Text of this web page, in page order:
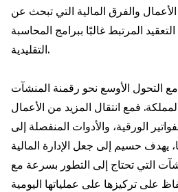
والفرق المالية التي تبحث عن
المرتبط غالبًا ببرامج المحاسبة
التقليدية.
التحول الأوسع نحو رقمنة المنشآت
فمع انتقال المزيد من الأعمال
الورقية، والأدوات المنفصلة إلى
يهدف حسيم إلى جعل الإدارة المالية
التي تحتاج إلى التطور بسرعة مع